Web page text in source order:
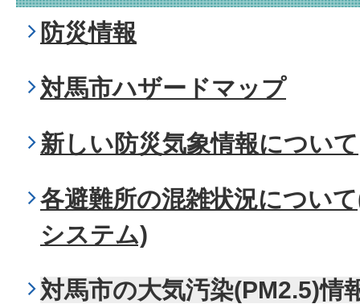
防災情報
対馬市ハザードマップ
新しい防災気象情報について
各避難所の混雑状況につい
システム)
対馬市の大気汚染(PM2.5)情